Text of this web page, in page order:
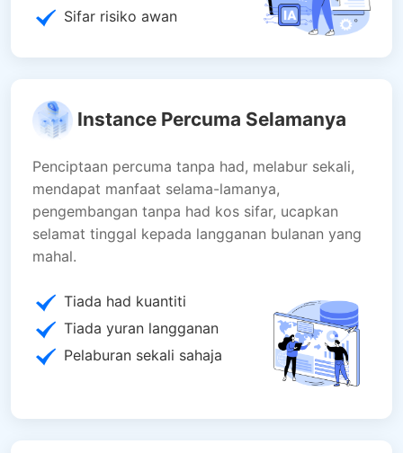
Sifar risiko awan
Instance Percuma Selamanya
Penciptaan percuma tanpa had, melabur sekali,
mendapat manfaat selama-lamanya,
pengembangan tanpa had kos sifar, ucapkan
selamat tinggal kepada langganan bulanan yang
mahal.
Tiada had kuantiti
Tiada yuran langganan
Pelaburan sekali sahaja